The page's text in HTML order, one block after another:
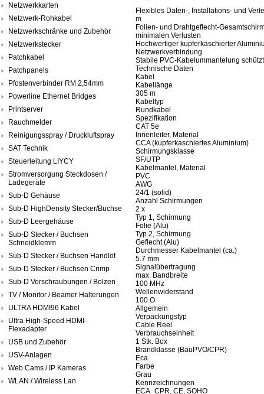
Netzwerkkarten
Netzwerk-Rohkabel
Netzwerkschränke und Zubehör
Netzwerkstecker
Patchkabel
Patchpanels
Pfostenverbinder RM 2,54mm
Powerline Ethernet Bridges
Printserver
Rauchmelder
Reinigungsspray / Druckluftspray
SAT Technik
Steuerleitung LIYCY
Stromversorgung Steckdosen /
Ladegeräte
Sub-D Gehäuse
Sub-D HighDensity Stecker/Buchse
Sub-D Leergehäuse
Sub-D Stecker / Buchsen
Schneidklemm
Sub-D Stecker / Buchsen Handlöt
Sub-D Stecker / Buchsen Crimp
Sub-D Verschraubungen / Bolzen
TV / Monitor / Beamer Halterungen
ULTRA HDMI96 Kabel
Ultra High-Speed HDMI-
Flexadapter
USB und Zubehör
USV-Anlagen
Web Cams / IP Kameras
WLAN / Wireless Lan
Flexibles Daten-, Installations- und
m
Folien- und Drahtgeflecht-
minimalen Verlusten
Hochwertiger kupferkaschierter
Netzwerkverbindung
Stabile PVC-Kabelummantelung
Technische Daten
Kabel
Kabellänge
305 m
Kabeltyp
Rundkabel
Spezifikation
CAT 5e
Innenleiter, Material
CCA (kupferkaschiertes Aluminium)
Schirmungsklasse
SF/UTP
Kabelmantel, Material
PVC
AWG
24/1 (solid)
Anzahl Schirmungen
2 x
Typ 1, Schirmung
Folie (Alu)
Typ 2, Schirmung
Geflecht (Alu)
Durchmesser Kabelmantel (ca.)
5.7 mm
Signalübertragung
max. Bandbreite
100 MHz
Wellenwiderstand
100 O
Allgemein
Verpackungstyp
Cable Reel
Verbrauchseinheit
1 Stk. Box
Brandklasse (BauPVO/CPR)
Eca
Farbe
Grau
Kennzeichnungen
ECA_CPR, CE, SOHO